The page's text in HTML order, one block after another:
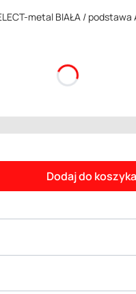
metal BIAŁA /
Dodaj do koszyka